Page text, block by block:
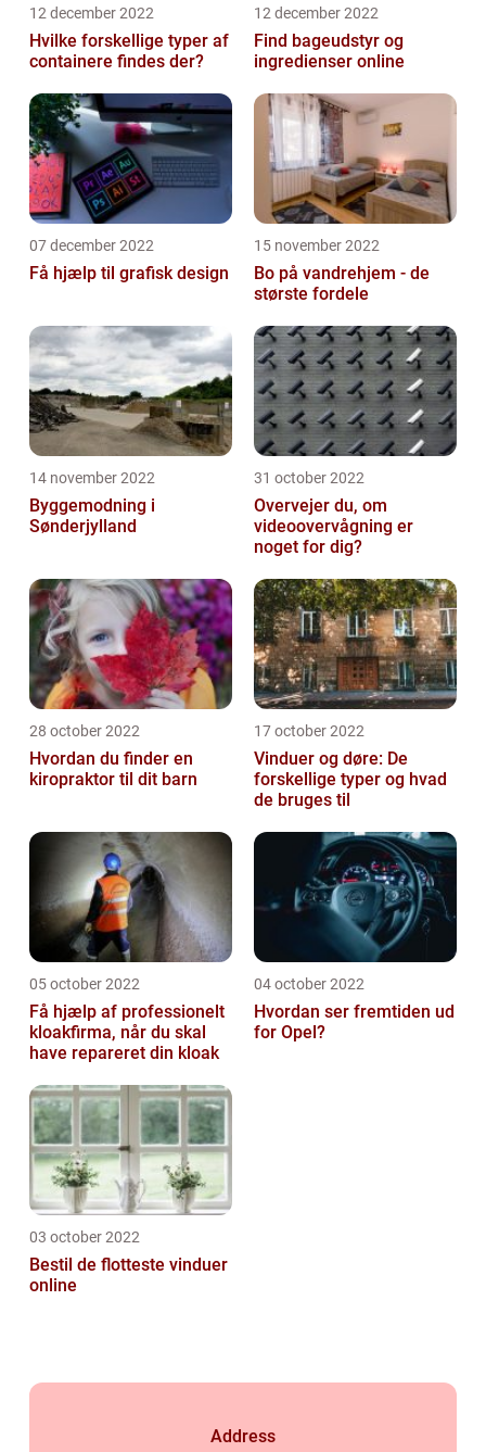
12 december 2022
Hvilke forskellige typer af
containere findes der?
12 december 2022
Find bageudstyr og
ingredienser online
07 december 2022
Få hjælp til grafisk design
15 november 2022
Bo på vandrehjem - de
største fordele
14 november 2022
Byggemodning i
Sønderjylland
31 october 2022
Overvejer du, om
videoovervågning er
noget for dig?
28 october 2022
Hvordan du finder en
kiropraktor til dit barn
17 october 2022
Vinduer og døre: De
forskellige typer og hvad
de bruges til
05 october 2022
Få hjælp af professionelt
kloakfirma, når du skal
have repareret din kloak
04 october 2022
Hvordan ser fremtiden ud
for Opel?
03 october 2022
Bestil de flotteste vinduer
online
Address